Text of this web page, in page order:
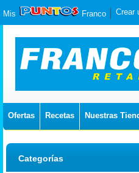
Mis Franco Crear
Ofertas Recetas Nuestras
Categorías